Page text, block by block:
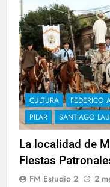
CULTURA FEDERICO
PILAR
SANTIAGO
La localidad de
Fiestas
FM Estudio 2 2